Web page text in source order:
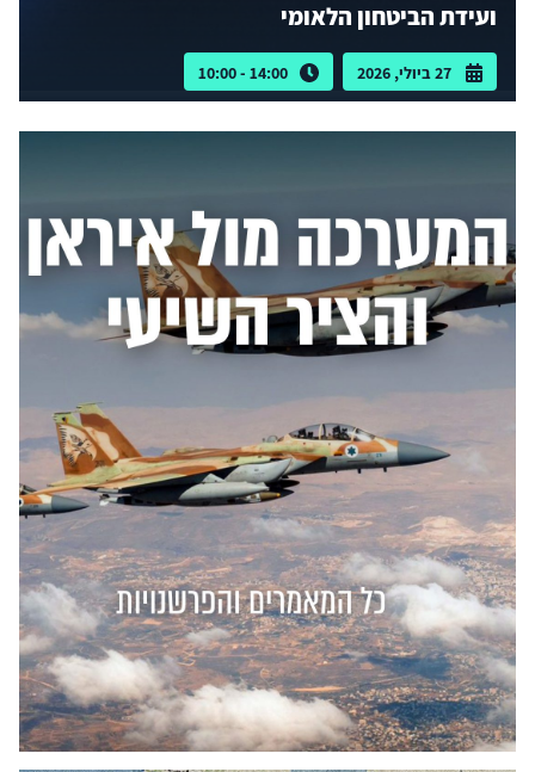
ועידת הביטחון הלאומי
27 ביולי, 2026 14:00 - 10:00